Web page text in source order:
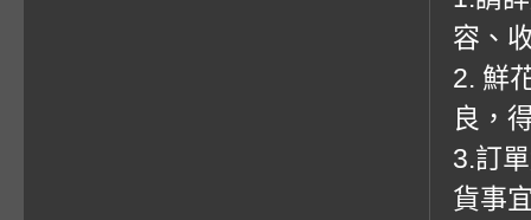
容、
2. 鮮
良，
3.訂
貨事